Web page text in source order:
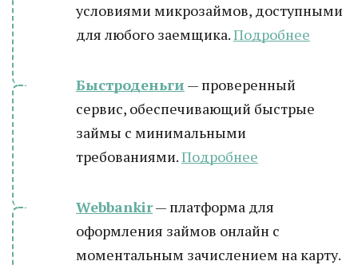
условиями микрозаймов, доступными
для любого заемщика.Подробнее
Быстроденьги — проверенный
сервис, обеспечивающий быстрые
займы с минимальными
требованиями.Подробнее
Webbankir— платформа для
оформления займов онлайн с
моментальным зачислением на карту.